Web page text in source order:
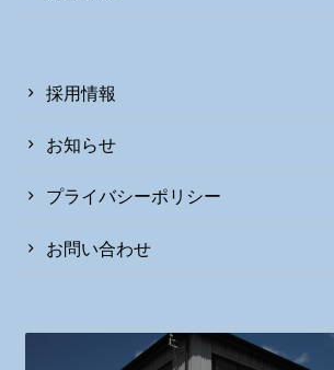
採用情報
お知らせ
プライバシーポリシー
お問い合わせ